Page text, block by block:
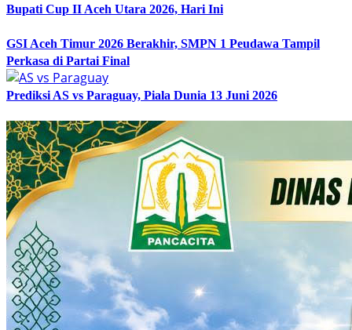
Bupati Cup II Aceh Utara 2026, Hari Ini
GSI Aceh Timur 2026 Berakhir, SMPN 1 Peudawa Tampil
Perkasa di Partai Final
Prediksi AS vs Paraguay, Piala Dunia 13 Juni 2026